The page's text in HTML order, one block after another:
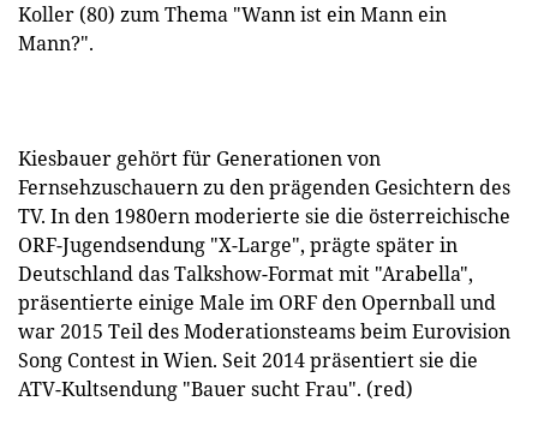
Koller (80) zum Thema "Wann ist ein Mann ein
Mann?".
Kiesbauer gehört für Generationen von
Fernsehzuschauern zu den prägenden Gesichtern des
TV. In den 1980ern moderierte sie die österreichische
ORF-Jugendsendung "X-Large", prägte später in
Deutschland das Talkshow-Format mit "Arabella",
präsentierte einige Male im ORF den Opernball und
war 2015 Teil des Moderationsteams beim Eurovision
Song Contest in Wien. Seit 2014 präsentiert sie die
ATV-Kultsendung "Bauer sucht Frau". (red)